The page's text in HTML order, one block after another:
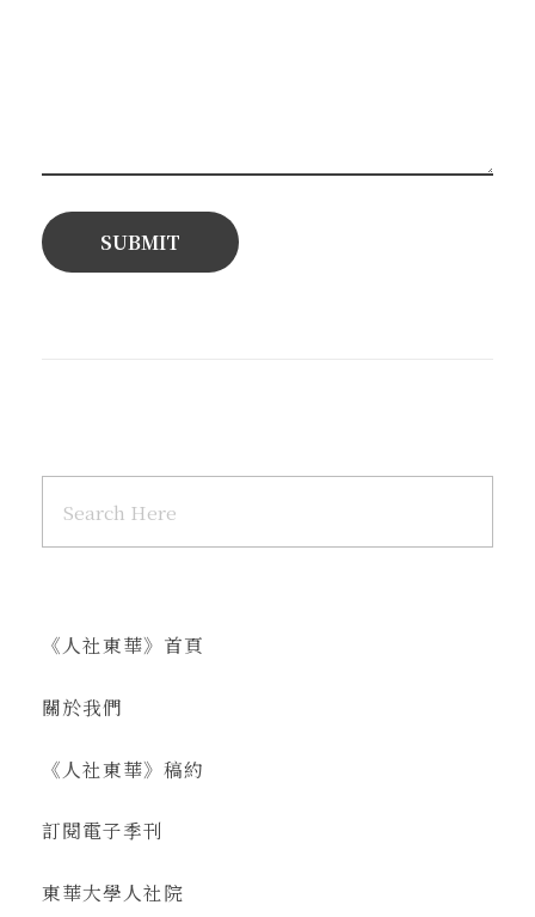
《人社東華》首頁
關於我們
《人社東華》稿約
訂閱電子季刊
東華大學人社院